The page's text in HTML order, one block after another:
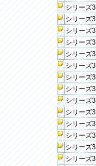
シリーズ3
シリーズ3
シリーズ3
シリーズ3
シリーズ3
シリーズ3
シリーズ3
シリーズ3
シリーズ3
シリーズ3
シリーズ3
シリーズ3
シリーズ3
シリーズ3